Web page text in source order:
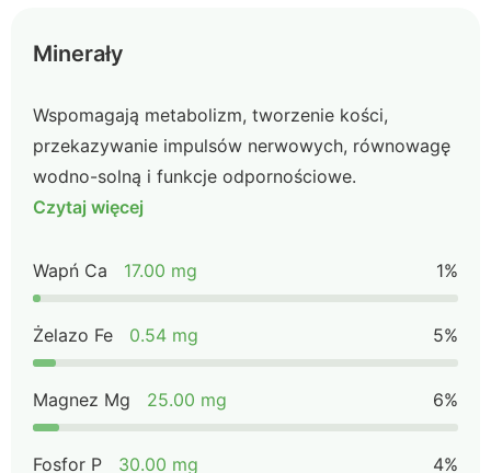
Minerały
Wspomagają metabolizm, tworzenie kości,
przekazywanie impulsów nerwowych, równowagę
wodno-solną i funkcje odpornościowe.
Czytaj więcej
Wapń Ca 17.00 mg 1%
Żelazo Fe 0.54 mg 5%
Magnez Mg 25.00 mg 6%
Fosfor P 30.00 mg 4%